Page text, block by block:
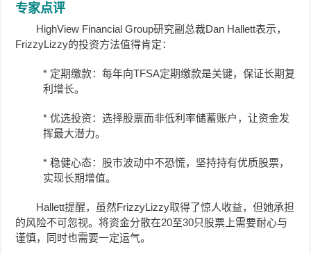
专家点评
HighView Financial Group研究副总裁Dan Hallett表示，
FrizzyLizzy的投资方法值得肯定：
* 定期缴款：每年向TFSA定期缴款是关键，保证长期复
利增长。
* 优选投资：选择股票而非低利率储蓄账户，让资金发
挥最大潜力。
* 稳健心态：股市波动中不恐慌，坚持持有优质股票，
实现长期增值。
Hallett提醒，虽然FrizzyLizzy取得了惊人收益，但她承担
的风险不可忽视。将资金分散在20至30只股票上需要耐心与
谨慎，同时也需要一定运气。